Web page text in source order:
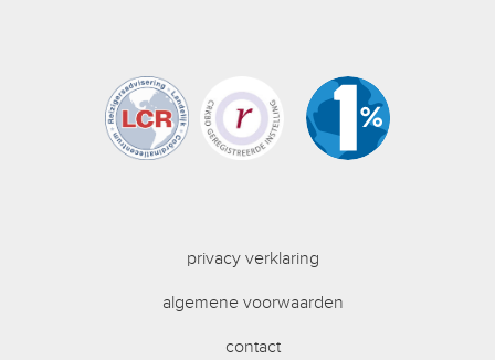
privacy verklaring
algemene voorwaarden
contact